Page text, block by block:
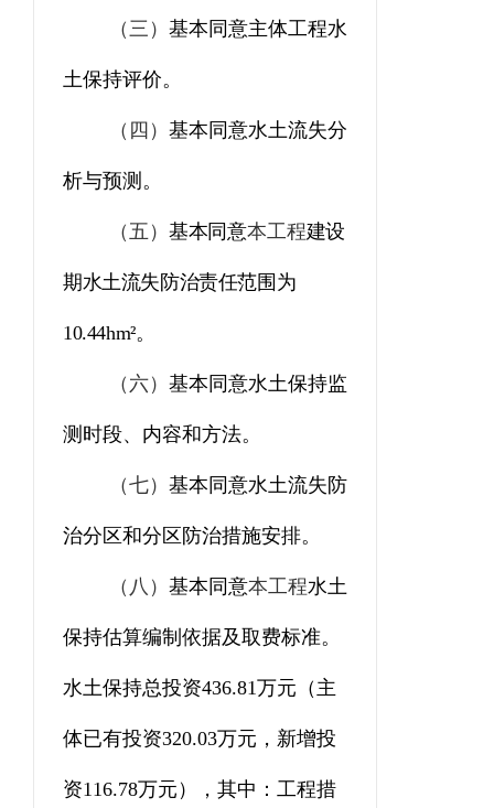
（三）基本同意主体工程水
土保持评价。
（四）基本同意水土流失分
析与预测。
（五）基本同意本工程建设
期水土流失防治责任范围为
10.44hm²。
（六）基本同意水土保持监
测时段、内容和方法。
（七）基本同意水土流失防
治分区和分区防治措施安排。
（八）基本同意本工程水土
保持估算编制依据及取费标准。
水土保持总投资436.81万元 （ 主
体已有投资320.03万元， 新增投
资116.78万元 ） ，其中：工程措